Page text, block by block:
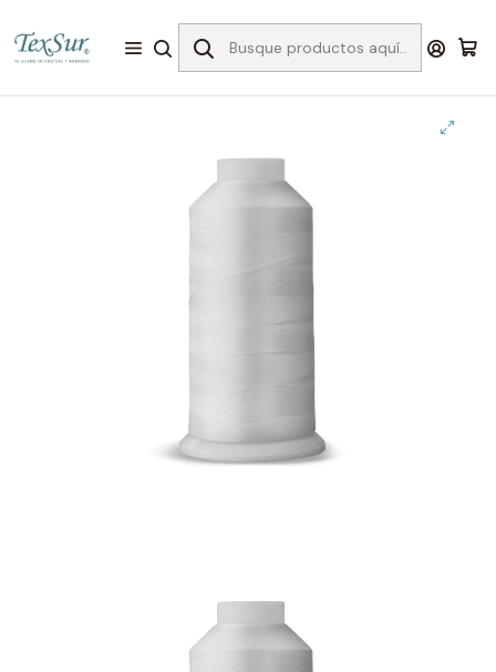
Hilos para Bordar
TexSur 4.000 mts
1102 hilo bordar blanco 4000 mts